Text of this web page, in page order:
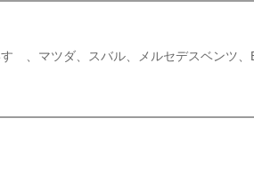
ゞ、マツダ、スバル、メルセデスベンツ、